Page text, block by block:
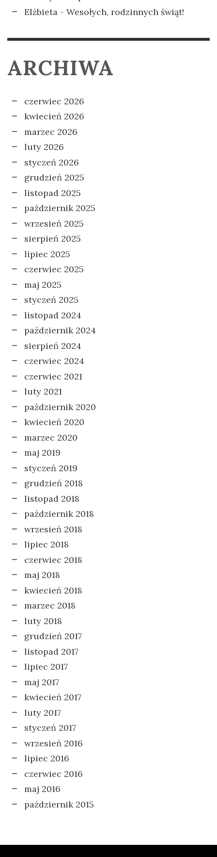
Elżbieta - Wesołych, rodzinnych świąt!
ARCHIWA
czerwiec 2026
kwiecień 2026
marzec 2026
luty 2026
styczeń 2026
grudzień 2025
listopad 2025
październik 2025
wrzesień 2025
sierpień 2025
lipiec 2025
czerwiec 2025
maj 2025
styczeń 2025
listopad 2024
październik 2024
sierpień 2024
czerwiec 2024
czerwiec 2021
luty 2021
październik 2020
kwiecień 2020
marzec 2020
maj 2019
styczeń 2019
grudzień 2018
listopad 2018
październik 2018
wrzesień 2018
lipiec 2018
czerwiec 2018
maj 2018
kwiecień 2018
marzec 2018
luty 2018
grudzień 2017
listopad 2017
lipiec 2017
maj 2017
kwiecień 2017
luty 2017
styczeń 2017
wrzesień 2016
lipiec 2016
czerwiec 2016
maj 2016
październik 2015